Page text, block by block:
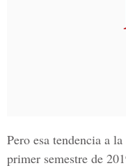
Pero esa tendencia a
primer semestre de